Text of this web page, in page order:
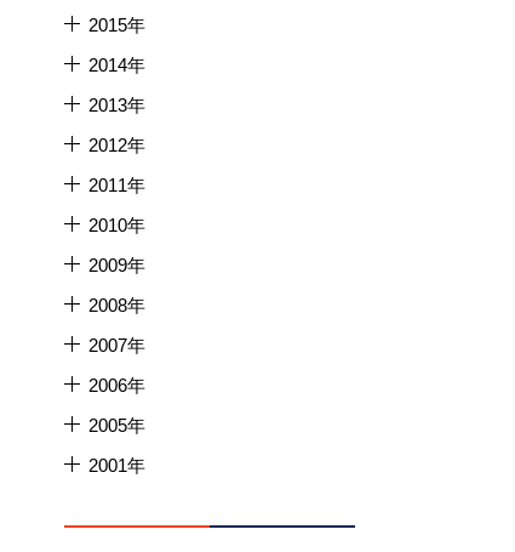
2015年
2014年
2013年
2012年
2011年
2010年
2009年
2008年
2007年
2006年
2005年
2001年